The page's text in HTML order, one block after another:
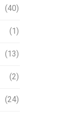
(40)
(1)
(13)
(2)
(24)